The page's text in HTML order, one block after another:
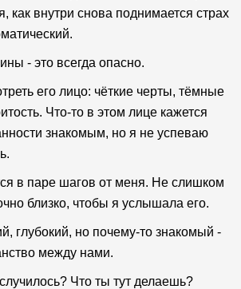
как внутри снова поднимается страх
- это всегда опасно.
его лицо: чёткие черты, тёмные
Что-то в этом лице кажется
знакомым, но я не успеваю
в паре шагов от меня. Не слишком
близко, чтобы я услышала его.
глубокий, но почему-то знакомый -
между нами.
Что ты тут делаешь?